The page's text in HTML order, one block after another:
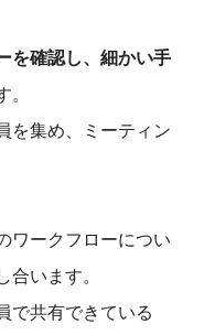
を確認し、細かい手
。
を集め、ミーティン
ワークフローについ
合います。
で共有できている